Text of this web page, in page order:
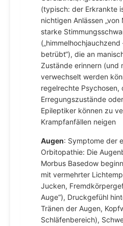
(typisch: der Erkrankte
nichtigen Anlässen „von
starke
(„himmelhochjauchzend
betrübt“), die an
Zustände erinnern (und
verwechselt werden
regelrechte Psychosen,
Erregungszustände
Epileptiker können zu
Krampfanfällen neigen
Augen: Symptome der
Orbitopathie: Die
Morbus Basedow
mit vermehrter
Jucken,
Auge“), Druckgefühl
Tränen der Augen,
Schläfenbereich),